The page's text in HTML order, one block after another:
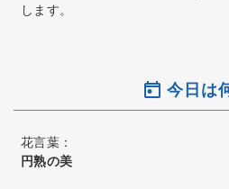
します。
今日は
花言葉：
円熟の美